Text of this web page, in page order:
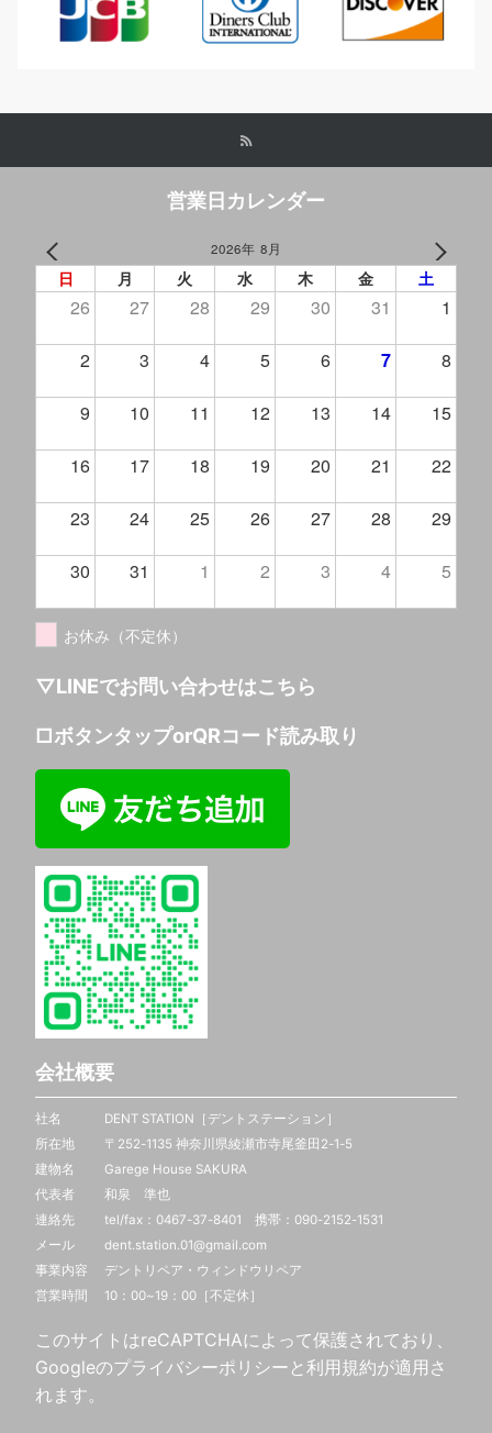
営業日カレンダー
2026年 8月
日 月 火 水 木 金 土
26 27 28 29 30 31 1
2 3 4 5 6 7 8
9 10 11 12 13 14 15
16 17 18 19 20 21 22
23 24 25 26 27 28 29
30 31 1 2 3 4 5
お休み（不定休）
▽LINEでお問い合わせはこちら
□ボタンタップorQRコード読み取り
会社概要
社名 DENT STATION［デントステーション］
所在地 〒252-1135 神奈川県綾瀬市寺尾釜田2-1-5
建物名 Garege House SAKURA
代表者 和泉 準也
連絡先 tel/fax：0467-37-8401 携帯： 090-2152-1531
メール dent.station.01@gmail.com
事業内容 デントリペア・ウィンドウリペア
営業時間 10：00~19：00［不定休］
このサイトはreCAPTCHAによって保護されており、
Googleのプライバシーポリシー と 利用規約が適用さ
れます。